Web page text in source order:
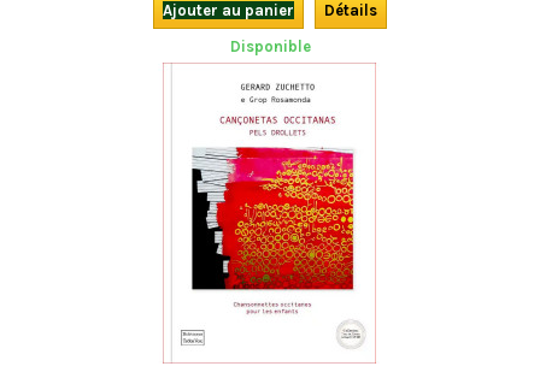
Ajouter au panier
Détails
Disponible